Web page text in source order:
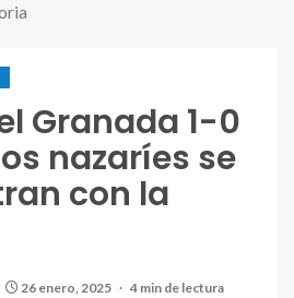
Granada 1-0
nazaríes se
con la
26 enero, 2025 4 min de lectura
disputa un balón durante el
CF